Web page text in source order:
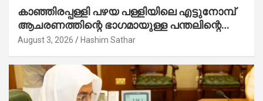
കാഞ്ഞിരപ്പള്ളി പഴയ പള്ളിയിലെ എട്ടുനോമ്പ്
ആചരണത്തിന്റെ ഭാഗമായുള്ള പന്തലിന്റെ
കാൽനാട്ട് കർമ്മം ആർച്ച് പ്രീസ്റ്റ് വെരി.
August 3, 2026 Hashim Sathar